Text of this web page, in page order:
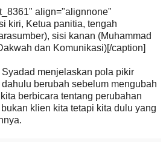
align="alignnone"
kiri, Ketua panitia, tengah
sisi kanan (Muhammad
dan Komunikasi)[/caption]
menjelaskan pola pikir
berubah sebelum mengubah
berbicara tentang perubahan
klien kita tetapi kita dulu yang